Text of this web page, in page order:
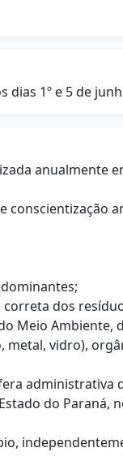
1º e 5 de
anualmente
conscientização
correta dos
Meio Ambiente,
vidro),
administrativa
do Paraná,